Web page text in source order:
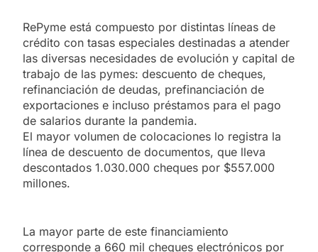
RePyme está compuesto por distintas líneas de
crédito con tasas especiales destinadas a atender
las diversas necesidades de evolución y capital de
trabajo de las pymes: descuento de cheques,
refinanciación de deudas, prefinanciación de
exportaciones e incluso préstamos para el pago
de salarios durante la pandemia.
El mayor volumen de colocaciones lo registra la
línea de descuento de documentos, que lleva
descontados 1.030.000 cheques por $557.000
millones.
La mayor parte de este financiamiento
corresponde a 660 mil cheques electrónicos por